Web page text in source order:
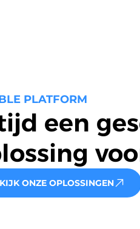
PLATFORM
een
ONZE OPLOSSINGEN